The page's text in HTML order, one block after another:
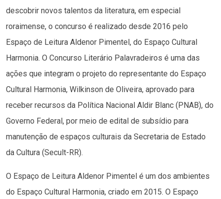
descobrir novos talentos da literatura, em especial
roraimense, o concurso é realizado desde 2016 pelo
Espaço de Leitura Aldenor Pimentel, do Espaço Cultural
Harmonia. O Concurso Literário Palavradeiros é uma das
ações que integram o projeto do representante do Espaço
Cultural Harmonia, Wilkinson de Oliveira, aprovado para
receber recursos da Política Nacional Aldir Blanc (PNAB), do
Governo Federal, por meio de edital de subsídio para
manutenção de espaços culturais da Secretaria de Estado
da Cultura (Secult-RR).
O Espaço de Leitura Aldenor Pimentel é um dos ambientes
do Espaço Cultural Harmonia, criado em 2015. O Espaço